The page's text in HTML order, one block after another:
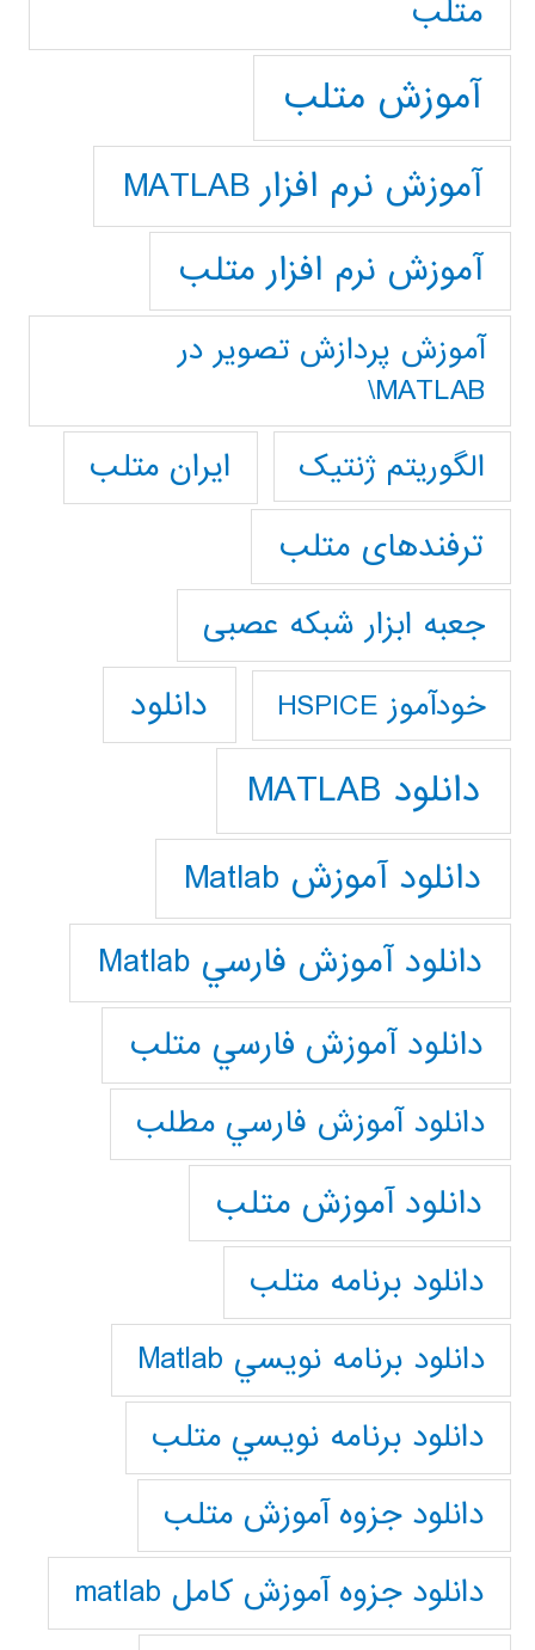
متلب
آموزش متلب
آموزش نرم افزار MATLAB
آموزش نرم افزار متلب
آموزش پردازش تصوير در
MATLAB\
الگوریتم ژنتیک
ایران متلب
ترفندهای متلب
جعبه ابزار شبکه عصبی
خودآموز HSPICE دانلود
دانلود MATLAB
دانلود آموزش Matlab
دانلود آموزش فارسي Matlab
دانلود آموزش فارسي متلب
دانلود آموزش فارسي مطلب
دانلود آموزش متلب
دانلود برنامه متلب
دانلود برنامه نويسي Matlab
دانلود برنامه نويسي متلب
دانلود جزوه آموزش متلب
دانلود جزوه آموزش کامل matlab